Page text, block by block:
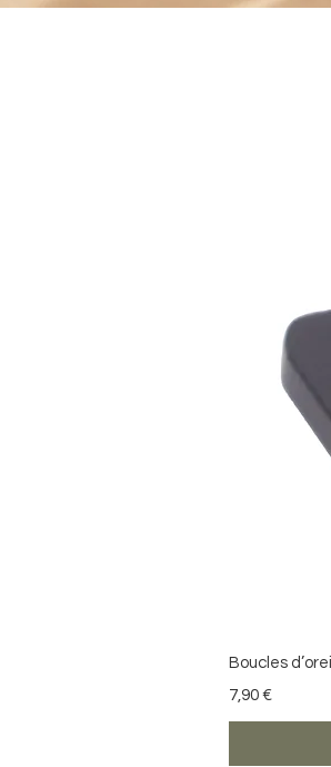
Boucles
Preis
7,90 €